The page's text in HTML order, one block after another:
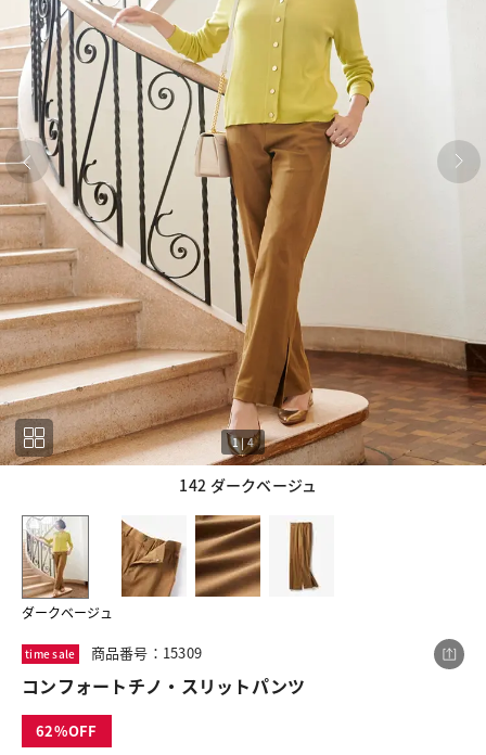
142 ダークベージュ
1|4
ダークベージュ
1 4
time sale 商品番号：15309
コンフォートチノ・スリットパンツ
62
この商品をシェアする